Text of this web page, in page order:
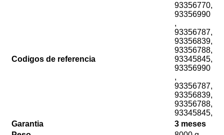
Codigos de referencia
93356770,
93356990
,
93356787,
93356839,
93356788,
93345845,
93356990
,
93356787,
93356839,
93356788,
93345845,
Garantia
3 meses